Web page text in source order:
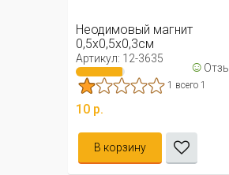
Неодимовый магнит
0,5х0,5х0,3см
Артикул: 12-3635 ☺
1 всего 1
10 р.
В корзину